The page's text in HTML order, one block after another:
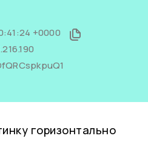
+0000
горизонтально